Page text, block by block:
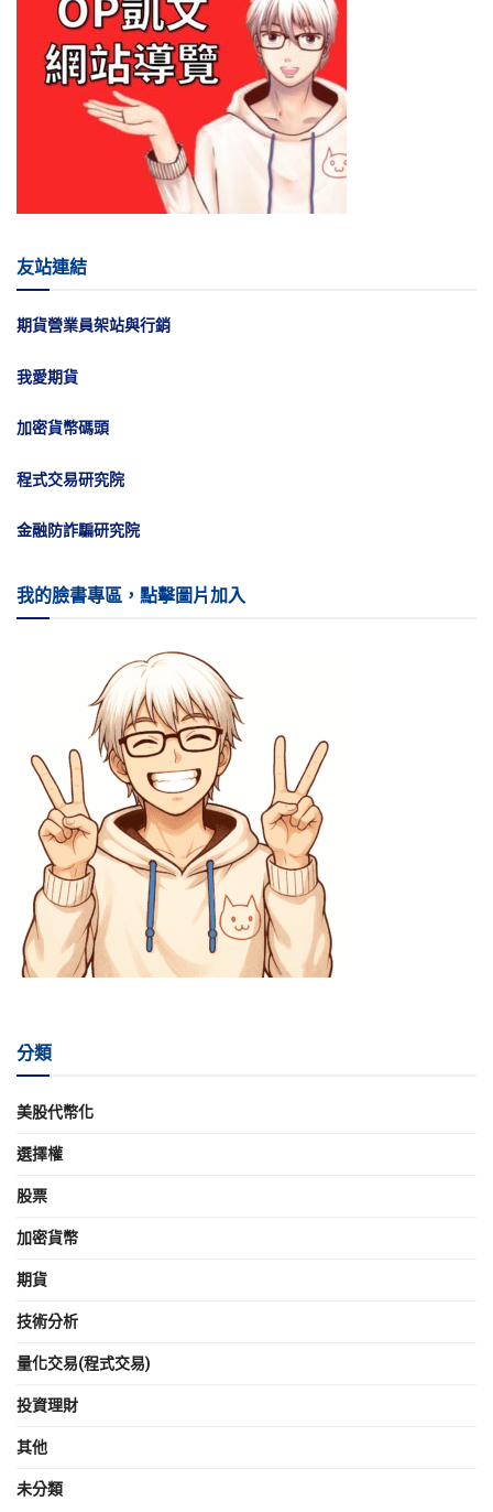
友站連結
期貨營業員架站與行銷
我愛期貨
加密貨幣碼頭
程式交易研究院
金融防詐騙研究院
我的臉書專區，點擊圖片加入
分類
美股代幣化
選擇權
股票
加密貨幣
期貨
技術分析
量化交易(程式交易)
投資理財
其他
未分類